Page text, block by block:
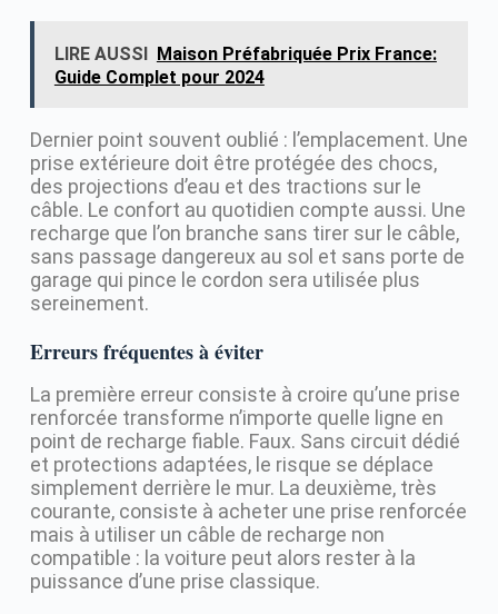
LIRE AUSSI Maison Préfabriquée Prix France:
Guide Complet pour 2024
Dernier point souvent oublié : l’emplacement. Une
prise extérieure doit être protégée des chocs,
des projections d’eau et des tractions sur le
câble. Le confort au quotidien compte aussi. Une
recharge que l’on branche sans tirer sur le câble,
sans passage dangereux au sol et sans porte de
garage qui pince le cordon sera utilisée plus
sereinement.
Erreurs fréquentes à éviter
La première erreur consiste à croire qu’une prise
renforcée transforme n’importe quelle ligne en
point de recharge fiable. Faux. Sans circuit dédié
et protections adaptées, le risque se déplace
simplement derrière le mur. La deuxième, très
courante, consiste à acheter une prise renforcée
mais à utiliser un câble de recharge non
compatible : la voiture peut alors rester à la
puissance d’une prise classique.